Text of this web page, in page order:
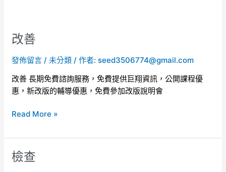
改善
發佈留言 / 未分類 / 作者: seed3506774@gmail.com
改善 長期免費諮詢服務，免費提供巨翔資訊，公開課程優
惠，新改版的輔導優惠，免費參加改版說明會
改
Read More »
檢查
檢